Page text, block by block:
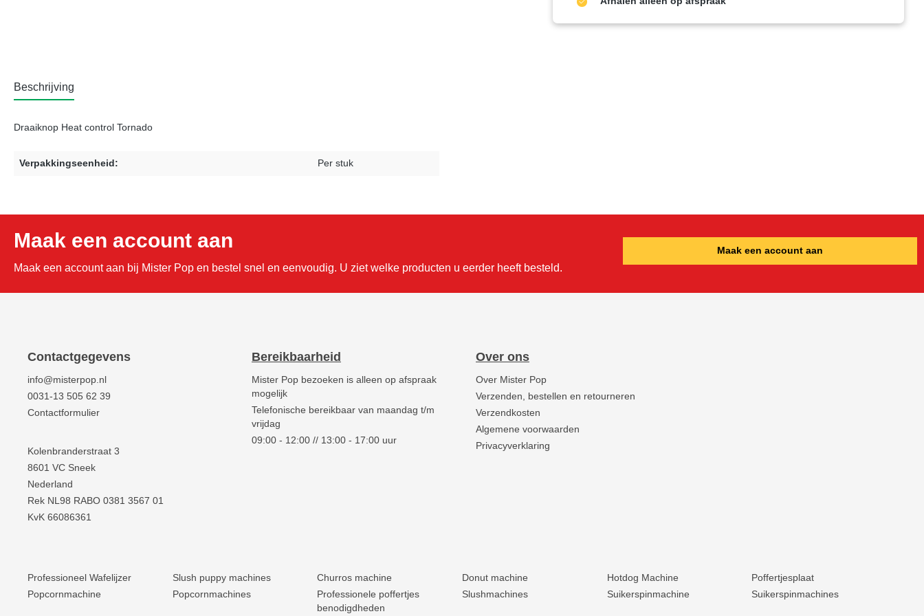
Beschrijving
Draaiknop Heat control Tornado
Verpakkingseenheid: Per stuk
Maak een account aan
Maak een account aan bij Mister Pop en bestel snel en eenvoudig. U ziet welke producten u eerder heeft besteld.
Maak een account aan
Contactgegevens
info@misterpop.nl
0031-13 505 62 39
Contactformulier
Kolenbranderstraat 3
8601 VC Sneek
Nederland
Rek NL98 RABO 0381 3567 01
KvK 66086361
Bereikbaarheid
Mister Pop bezoeken is alleen op afspraak
mogelijk
Telefonische bereikbaar van maandag t/m
vrijdag
09:00 - 12:00 // 13:00 - 17:00 uur
Over ons
Over Mister Pop
Verzenden, bestellen en retourneren
Verzendkosten
Algemene voorwaarden
Privacyverklaring
Professioneel Wafelijzer Slush puppy machines Churros machine Donut machine Hotdog Machine
Poffertjesplaat
Popcornmachine
Popcornmachines
Professionele poffertjes
benodigdheden
Slushmachines Suikerspinmachine Suikerspinmachines